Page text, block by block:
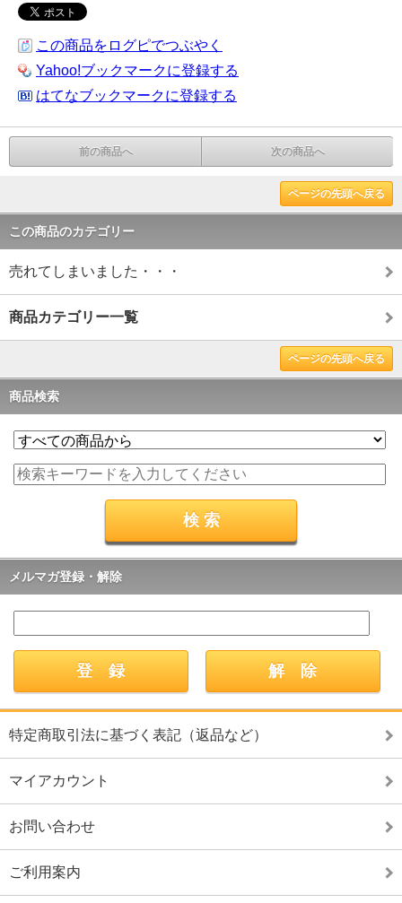
この商品をログピでつぶやく
Yahoo!ブックマークに登録する
はてなブックマークに登録する
前の商品へ 次の商品へ
ページの先頭へ戻る
この商品のカテゴリー
売れてしまいました・・・
商品カテゴリー一覧
ページの先頭へ戻る
商品検索
メルマガ登録・解除
特定商取引法に基づく表記（返品など）
マイアカウント
お問い合わせ
ご利用案内